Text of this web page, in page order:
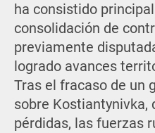
ha consistido
consolidación de
previamente
logrado avances
Tras el fracaso de un
sobre Kostiantynivka,
pérdidas, las fuerzas